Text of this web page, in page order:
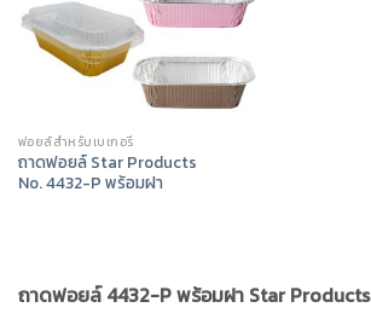
ฟอยล์สำหรับเบเกอรี่
ถาดฟอยล์ Star Products
No. 4432-P พร้อมฝา
ถาดฟอยล์ 4432-P พร้อมฝา Star Products